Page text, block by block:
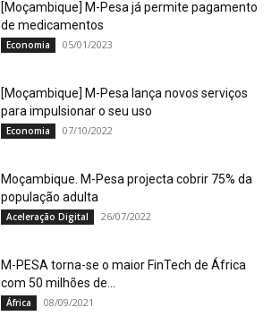
[Moçambique] M-Pesa já permite pagamento
de medicamentos
Economia 05/01/2023
[Moçambique] M-Pesa lança novos serviços
para impulsionar o seu uso
Economia 07/10/2022
Moçambique. M-Pesa projecta cobrir 75% da
população adulta
Aceleração Digital 26/07/2022
M-PESA torna-se o maior FinTech de África
com 50 milhões de...
África 08/09/2021